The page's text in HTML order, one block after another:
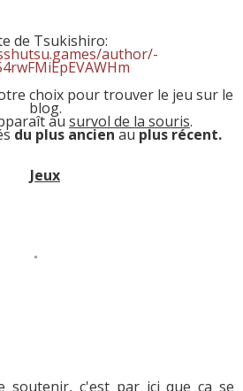
de Tsukishiro:
author/-
choix pour trouver le jeu sur le
blog.
au survol de la souris.
du plus ancienauplus récent.
Jeux
soutenir, c'est par ici que ça se